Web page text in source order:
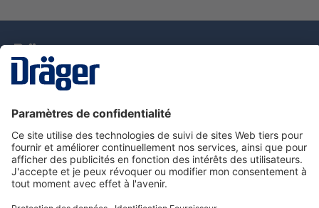
Nous contacter
Service de e-commande Dräger
Informations sur les produits